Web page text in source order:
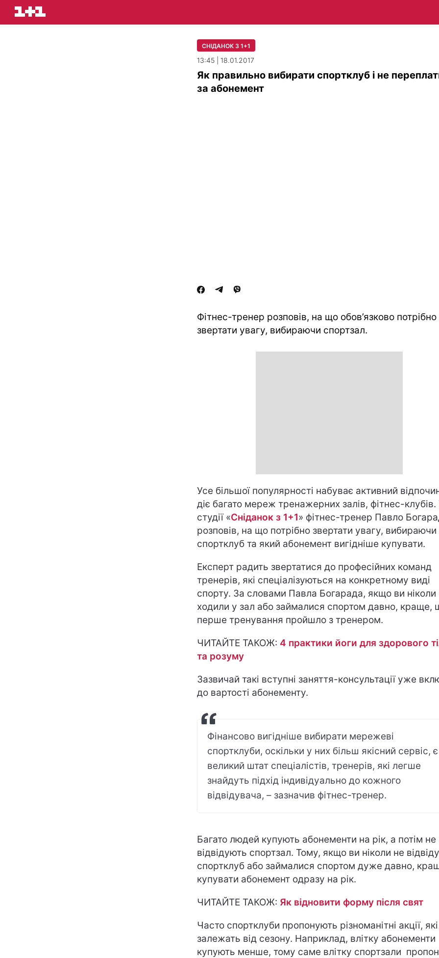
СНІДАНОК З 1+1
13:45 | 18.01.2017
Як правильно вибирати спортклуб і не
за абонемент
Фітнес-тренер розповів, на що обов’язково потрібно
звертати увагу, вибираючи спортзал.
Усе більшої популярності набуває активний
діє багато мереж тренажерних залів, фітнес-клубів.
студії «Сніданок з 1+1» фітнес-тренер Павло
розповів, на що потрібно звертати увагу, вибираючи
спортклуб та який абонемент вигідніше купувати.
Експерт радить звертатися до професійних команд
тренерів, які спеціалізуються на конкретному виді
спорту. За словами Павла Богарада, якщо ви ніколи
ходили у зал або займалися спортом давно, краще,
перше тренування пройшло з тренером.
ЧИТАЙТЕ ТАКОЖ: 4 практики йоги для здорового
та розуму
Зазвичай такі вступні заняття-консультації уже
до вартості абонементу.
Фінансово вигідніше вибирати мережеві
спортклуби, оскільки у них більш якісний сервіс, є
великий штат спеціалістів, тренерів, які легше
знайдуть підхід індивідуально до кожного
відвідувача, – зазначив фітнес-тренер.
Багато людей купують абонементи на рік, а потім не
відвідують спортзал. Тому, якщо ви ніколи не
спортклуб або займалися спортом дуже давно,
купувати абонемент одразу на рік.
ЧИТАЙТЕ ТАКОЖ: Як відновити форму після свят
Часто спортклуби пропонують різноманітні акції, які
залежать від сезону. Наприклад, влітку абонементи
купують менше, тому саме влітку спортзали